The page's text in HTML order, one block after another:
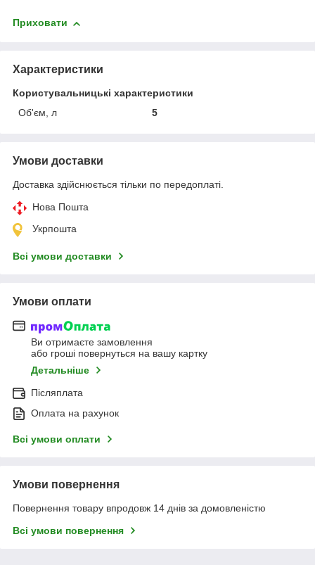
Приховати
Характеристики
Користувальницькі характеристики
Об'єм, л
5
Умови доставки
Доставка здійснюється тільки по передоплаті.
Нова Пошта
Укрпошта
Всі умови доставки
Умови оплати
Ви отримаєте замовлення
або гроші повернуться на вашу картку
Детальніше
Післяплата
Оплата на рахунок
Всі умови оплати
Умови повернення
Повернення товару впродовж 14 днів за домовленістю
Всі умови повернення